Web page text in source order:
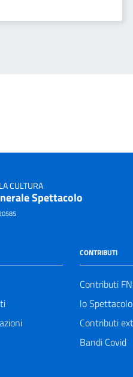
CULTURA
Spettacolo
CONTRIBUTI
Contributi
lo
Contributi
Bandi Covid